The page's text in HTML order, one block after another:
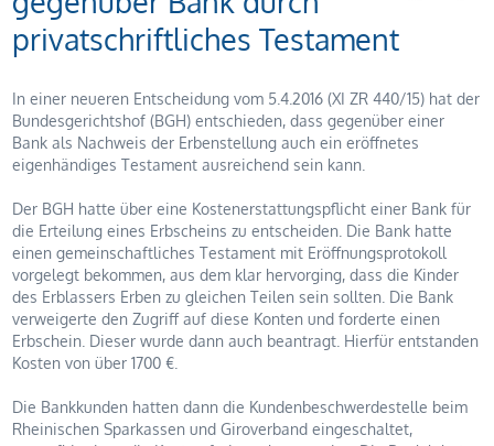
privatschriftliches Testament
In einer neueren Entscheidung vom 5.4.2016 (XI ZR 440/15) hat der
Bundesgerichtshof (BGH) entschieden, dass gegenüber einer
Bank als Nachweis der Erbenstellung auch ein eröffnetes
eigenhändiges Testament ausreichend sein kann.
Der BGH hatte über eine Kostenerstattungspflicht einer Bank für
die Erteilung eines Erbscheins zu entscheiden. Die Bank hatte
einen gemeinschaftliches Testament mit Eröffnungsprotokoll
vorgelegt bekommen, aus dem klar hervorging, dass die Kinder
des Erblassers Erben zu gleichen Teilen sein sollten. Die Bank
verweigerte den Zugriff auf diese Konten und forderte einen
Erbschein. Dieser wurde dann auch beantragt. Hierfür entstanden
Kosten von über 1700 €.
Die Bankkunden hatten dann die Kundenbeschwerdestelle beim
Rheinischen Sparkassen und Giroverband eingeschaltet,